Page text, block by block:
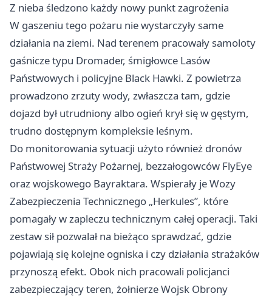
Z nieba śledzono każdy nowy punkt zagrożenia
W gaszeniu tego pożaru nie wystarczyły same
działania na ziemi. Nad terenem pracowały samoloty
gaśnicze typu Dromader, śmigłowce Lasów
Państwowych i policyjne Black Hawki. Z powietrza
prowadzono zrzuty wody, zwłaszcza tam, gdzie
dojazd był utrudniony albo ogień krył się w gęstym,
trudno dostępnym kompleksie leśnym.
Do monitorowania sytuacji użyto również dronów
Państwowej Straży Pożarnej, bezzałogowców FlyEye
oraz wojskowego Bayraktara. Wspierały je Wozy
Zabezpieczenia Technicznego „Herkules”, które
pomagały w zapleczu technicznym całej operacji. Taki
zestaw sił pozwalał na bieżąco sprawdzać, gdzie
pojawiają się kolejne ogniska i czy działania strażaków
przynoszą efekt. Obok nich pracowali policjanci
zabezpieczający teren, żołnierze Wojsk Obrony